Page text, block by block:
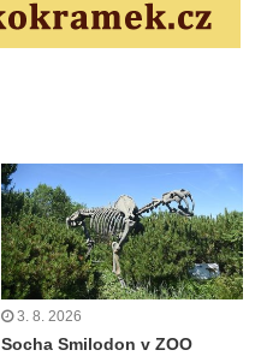
3. 8. 2026
Socha Smilodon v ZOO